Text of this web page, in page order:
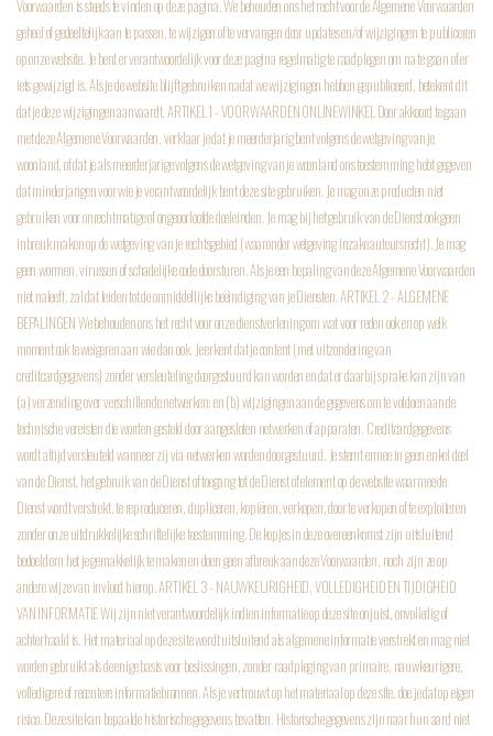
Voorwaarden is steeds te vinden op deze pagina. We behouden ons het recht voor de Algemene Voorwaarden
geheel of gedeeltelijk aan te passen, te wijzigen of te vervangen door updates en/of wijzigingen te publiceren
op onze website. Je bent er verantwoordelijk voor deze pagina regelmatig te raadplegen om na te gaan of er
iets gewijzigd is. Als je de website blijft gebruiken nadat we wijzigingen hebben gepubliceerd, betekent dit
dat je deze wijzigingen aanvaardt.ARTIKEL 1 - VOORWAARDEN ONLINEWINKELDoor akkoord te gaan
met deze Algemene Voorwaarden, verklaar je dat je meerderjarig bent volgens de wetgeving van je
woonland, of dat je als meerderjarige volgens de wetgeving van je woonland ons toestemming hebt gegeven
dat minderjarigen voor wie je verantwoordelijk bent deze site gebruiken. Je mag onze producten niet
gebruiken voor onrechtmatige of ongeoorloofde doeleinden. Je mag bij het gebruik van de Dienst ook geen
inbreuk maken op de wetgeving van je rechtsgebied (waaronder wetgeving inzake auteursrecht). Je mag
geen wormen, virussen of schadelijke code doorsturen. Als je een bepaling van deze Algemene Voorwaarden
niet naleeft, zal dat leiden tot de onmiddellijke beëindiging van je Diensten.ARTIKEL 2 - ALGEMENE
BEPALINGENWe behouden ons het recht voor onze dienstverlening om wat voor reden ook en op welk
moment ook te weigeren aan wie dan ook. Je erkent dat je content (met uitzondering van
creditcardgegevens) zonder versleuteling doorgestuurd kan worden en dat er daarbij sprake kan zijn van
(a) verzending over verschillende netwerken; en (b) wijzigingen aan de gegevens om te voldoen aan de
technische vereisten die worden gesteld door aangesloten netwerken of apparaten. Creditcardgegevens
wordt altijd versleuteld wanneer zij via netwerken worden doorgestuurd. Je stemt ermee in geen enkel deel
van de Dienst, het gebruik van de Dienst of toegang tot de Dienst of element op de website waarmee de
Dienst wordt verstrekt, te reproduceren, dupliceren, kopiëren, verkopen, door te verkopen of te exploiteren
zonder onze uitdrukkelijke schriftelijke toestemming. De kopjes in deze overeenkomst zijn uitsluitend
bedoeld om het je gemakkelijk te maken en doen geen afbreuk aan deze Voorwaarden, noch zijn ze op
andere wijze van invloed hierop.ARTIKEL 3 - NAUWKEURIGHEID, VOLLEDIGHEID EN TIJDIGHEID
VAN INFORMATIEWij zijn niet verantwoordelijk indien informatie op deze site onjuist, onvolledig of
achterhaald is. Het materiaal op deze site wordt uitsluitend als algemene informatie verstrekt en mag niet
worden gebruikt als de enige basis voor beslissingen, zonder raadpleging van primaire, nauwkeurigere,
volledigere of recentere informatiebronnen. Als je vertrouwt op het materiaal op deze site, doe je dat op eigen
risico. Deze site kan bepaalde historische gegevens bevatten. Historische gegevens zijn naar hun aard niet